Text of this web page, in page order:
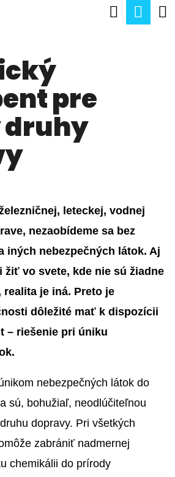
Hľadať
pre
leteckej, vodnej
nezaobídeme sa bez
iných nebezpečných látok. Aj
žiť vo svete, kde nie sú žiadne
je iná. Preto je
dôležité mať k dispozícii
– riešenie pri úniku
nebezpečných látok do
sú, bohužiaľ, neodlúčiteľnou
dopravy. Pri všetkých
zabrániť nadmernej
chemikálii do prírody